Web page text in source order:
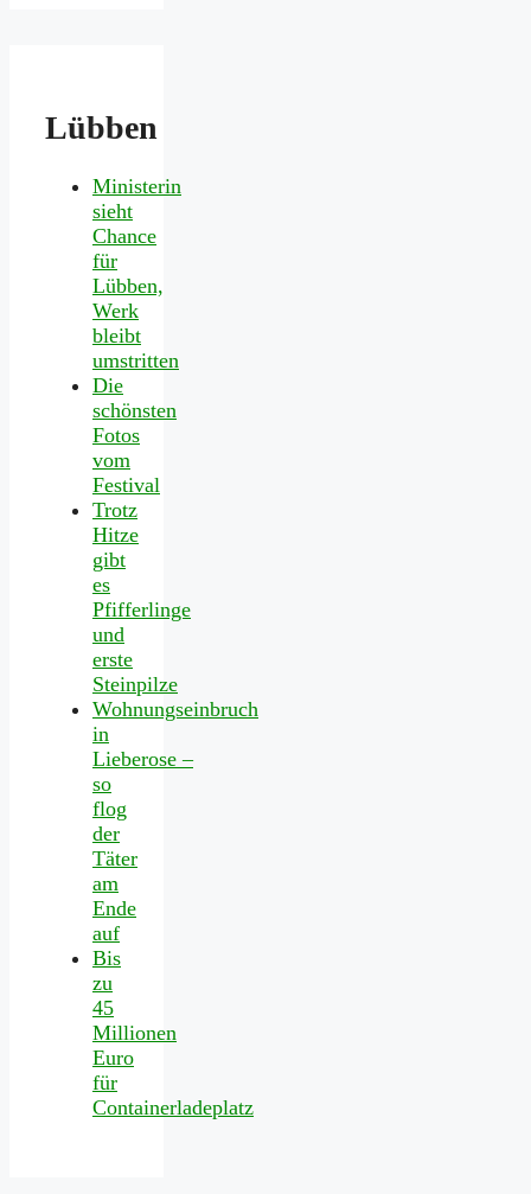
Lübben
Ministerin
sieht
Chance
für
Lübben,
Werk
bleibt
umstritten
Die
schönsten
Fotos
vom
Festival
Trotz
Hitze
gibt
es
Pfifferlinge
und
erste
Steinpilze
Wohnungseinbruch
in
Lieberose –
so
flog
der
Täter
am
Ende
auf
Bis
zu
45
Millionen
Euro
für
Containerladeplatz